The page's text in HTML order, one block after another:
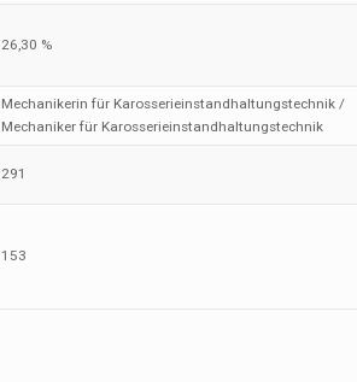
26,30 %
Mechanikerin für Karosserieinstandhaltungstechnik /
Mechaniker für Karosserieinstandhaltungstechnik
291
153